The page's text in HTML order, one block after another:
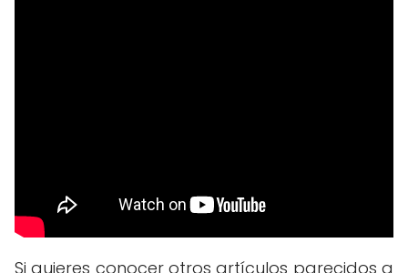
Si quieres conocer otros artículos parecidos a